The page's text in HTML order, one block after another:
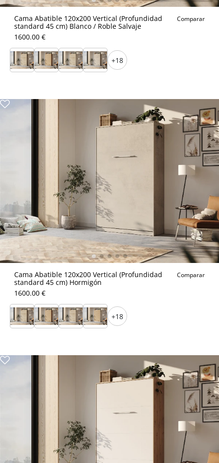
Cama Abatible 120x200 Vertical (Profundidad
standard 45 cm) Blanco / Roble Salvaje
Comparar
1600.00 €
+18
Cama Abatible 120x200 Vertical (Profundidad
standard 45 cm) Hormigón
Comparar
1600.00 €
+18